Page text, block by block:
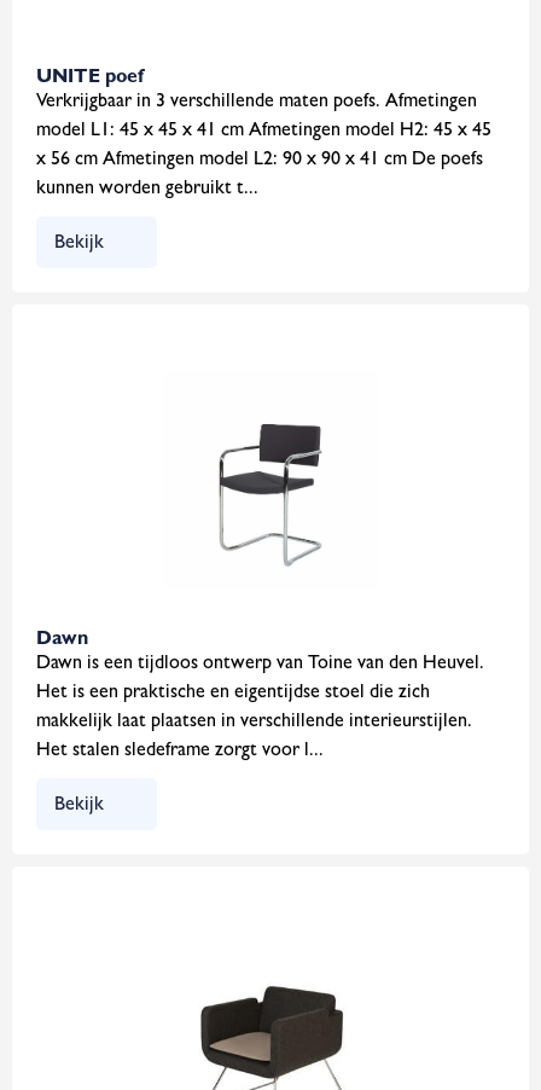
UNITE poef
Verkrijgbaar in 3 verschillende maten poefs. Afmetingen
model L1: 45 x 45 x 41 cm Afmetingen model H2: 45 x 45
x 56 cm Afmetingen model L2: 90 x 90 x 41 cm De poefs
kunnen worden gebruikt t...
Bekijk
Dawn
Dawn is een tijdloos ontwerp van Toine van den Heuvel.
Het is een praktische en eigentijdse stoel die zich
makkelijk laat plaatsen in verschillende interieurstijlen.
Het stalen sledeframe zorgt voor l...
Bekijk